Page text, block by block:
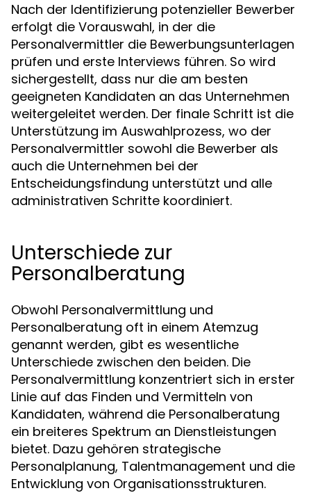
Nach der Identifizierung potenzieller Bewerber
erfolgt die Vorauswahl, in der die
Personalvermittler die Bewerbungsunterlagen
prüfen und erste Interviews führen. So wird
sichergestellt, dass nur die am besten
geeigneten Kandidaten an das Unternehmen
weitergeleitet werden. Der finale Schritt ist die
Unterstützung im Auswahlprozess, wo der
Personalvermittler sowohl die Bewerber als
auch die Unternehmen bei der
Entscheidungsfindung unterstützt und alle
administrativen Schritte koordiniert.
Unterschiede zur
Personalberatung
Obwohl Personalvermittlung und
Personalberatung oft in einem Atemzug
genannt werden, gibt es wesentliche
Unterschiede zwischen den beiden. Die
Personalvermittlung konzentriert sich in erster
Linie auf das Finden und Vermitteln von
Kandidaten, während die Personalberatung
ein breiteres Spektrum an Dienstleistungen
bietet. Dazu gehören strategische
Personalplanung, Talentmanagement und die
Entwicklung von Organisationsstrukturen.